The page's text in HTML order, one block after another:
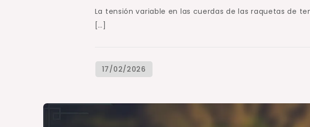
La tensión variable en las cuerdas de las raquetas de
[…]